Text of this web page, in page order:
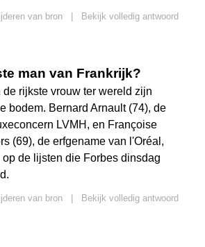
van bron
Bekijk volledig antwoord
man van Frankrijk?
de rijkste vrouw ter wereld zijn
bodem. Bernard Arnault (74), de
LVMH, en Françoise
(69), de erfgename van l'Oréal,
de lijsten die Forbes dinsdag
van bron
Bekijk volledig antwoord